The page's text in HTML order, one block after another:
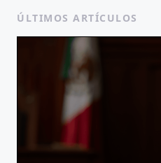
ÚLTIMOS ARTÍCULOS